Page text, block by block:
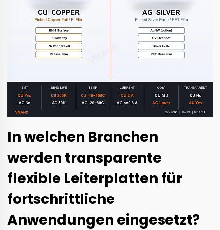
In welchen Branchen
werden transparente
flexible Leiterplatten für
fortschrittliche
Anwendungen eingesetzt?